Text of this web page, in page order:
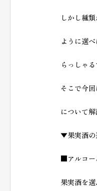
しかし種
ように選
らっしゃる
そこで今
について解
▼果実酒の
■アルコー
果実酒を